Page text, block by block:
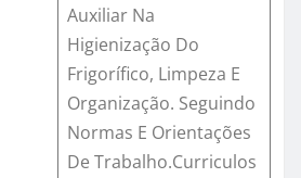
Auxiliar Na
Higienização Do
Frigorífico, Limpeza E
Organização. Seguindo
Normas E Orientações
De Trabalho.Curriculos